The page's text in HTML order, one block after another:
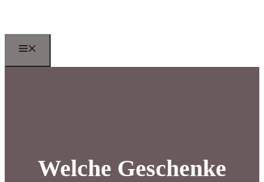
springen
Welche Geschenke